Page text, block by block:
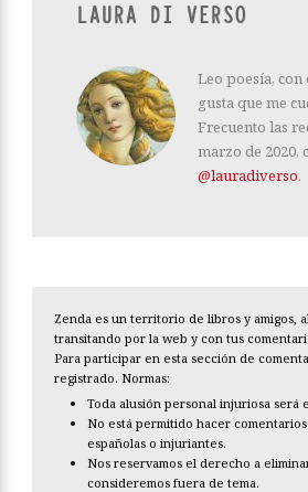
LAURA DI VERSO
Leo poesía, con
gusta que me
Frecuento las
marzo de 2020,
@lauradiverso.
Zenda es un territorio de libros y amigos,
transitando por la web y con tus
Para participar en esta sección de
registrado. Normas:
Toda alusión personal injuriosa será
No está permitido hacer
españolas o injuriantes.
Nos reservamos el derecho a
consideremos fuera de tema.